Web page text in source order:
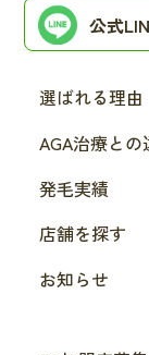
公式
選ばれる理由
AGA治療との
発毛実績
店舗を探す
お知らせ